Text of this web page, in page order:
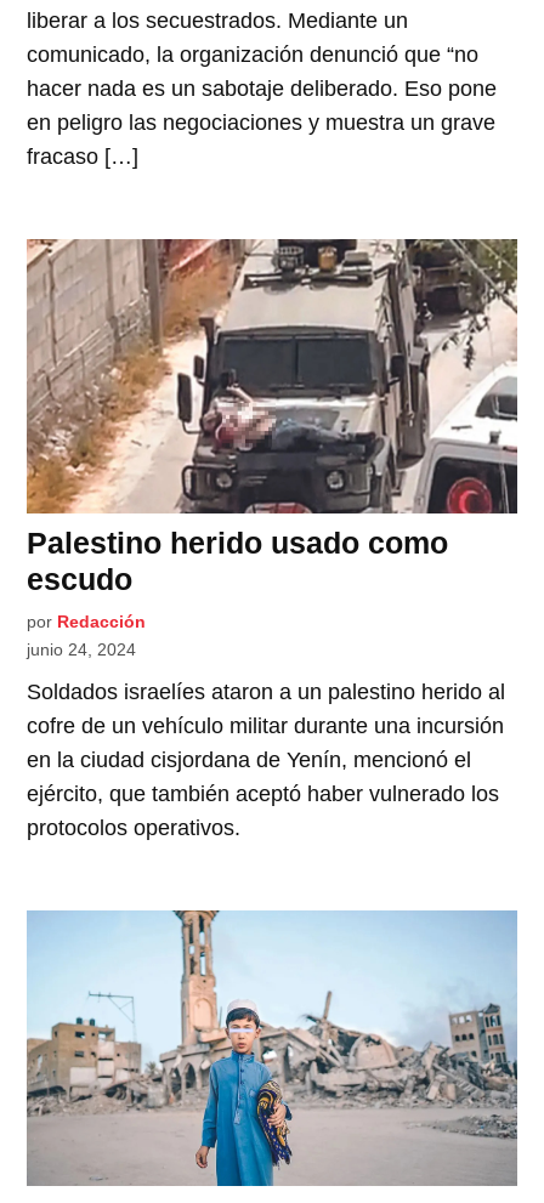
liberar a los secuestrados. Mediante un
comunicado, la organización denunció que “no
hacer nada es un sabotaje deliberado. Eso pone
en peligro las negociaciones y muestra un grave
fracaso […]
Palestino herido usado como
escudo
por Redacción
junio 24, 2024
Soldados israelíes ataron a un palestino herido al
cofre de un vehículo militar durante una incursión
en la ciudad cisjordana de Yenín, mencionó el
ejército, que también aceptó haber vulnerado los
protocolos operativos.